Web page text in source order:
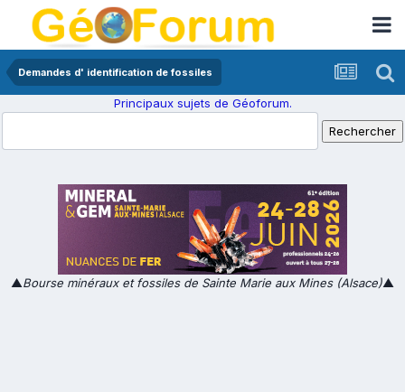
Demandes d' identification de fossiles
Principaux sujets de Géoforum.
▲Bourse minéraux et fossiles de Sainte Marie aux Mines (Alsace)▲